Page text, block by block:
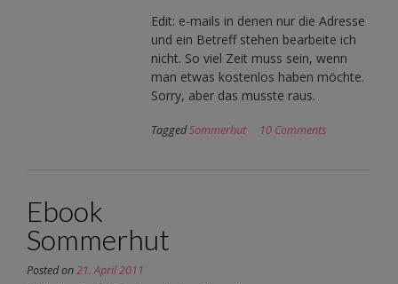
Edit: e-mails in denen nur die Adresse
und ein Betreff stehen bearbeite ich
nicht. So viel Zeit muss sein, wenn
man etwas kostenlos haben möchte.
Sorry, aber das musste raus.
TaggedSommerhut 10 Comments
Ebook
Sommerhut
Posted on21. April 2011